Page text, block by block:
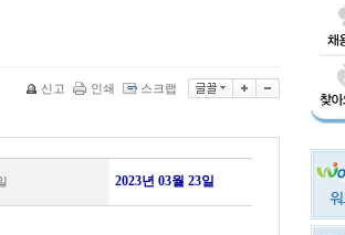
신고 인쇄 스크랩
2023년 03월 23일